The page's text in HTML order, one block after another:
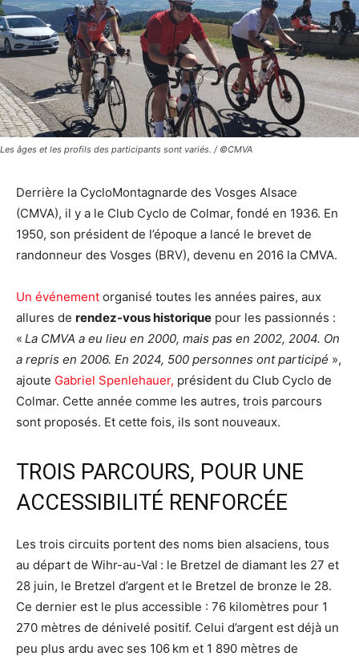
Les âges et les profils des participants sont variés. / ©CMVA
Derrière la CycloMontagnarde des Vosges Alsace
(CMVA), il y a le Club Cyclo de Colmar, fondé en 1936. En
1950, son président de l’époque a lancé le brevet de
randonneur des Vosges (BRV), devenu en 2016 la CMVA.
Un événement organisé toutes les années paires, aux
allures de rendez-vous historique pour les passionnés :
« La CMVA a eu lieu en 2000, mais pas en 2002, 2004. On
a repris en 2006. En 2024, 500 personnes ont participé »,
ajoute Gabriel Spenlehauer, président du Club Cyclo de
Colmar. Cette année comme les autres, trois parcours
sont proposés. Et cette fois, ils sont nouveaux.
TROIS PARCOURS, POUR UNE
ACCESSIBILITÉ RENFORCÉE
Les trois circuits portent des noms bien alsaciens, tous
au départ de Wihr-au-Val : le Bretzel de diamant les 27 et
28 juin, le Bretzel d’argent et le Bretzel de bronze le 28.
Ce dernier est le plus accessible : 76 kilomètres pour 1
270 mètres de dénivelé positif. Celui d’argent est déjà un
peu plus ardu avec ses 106 km et 1 890 mètres de